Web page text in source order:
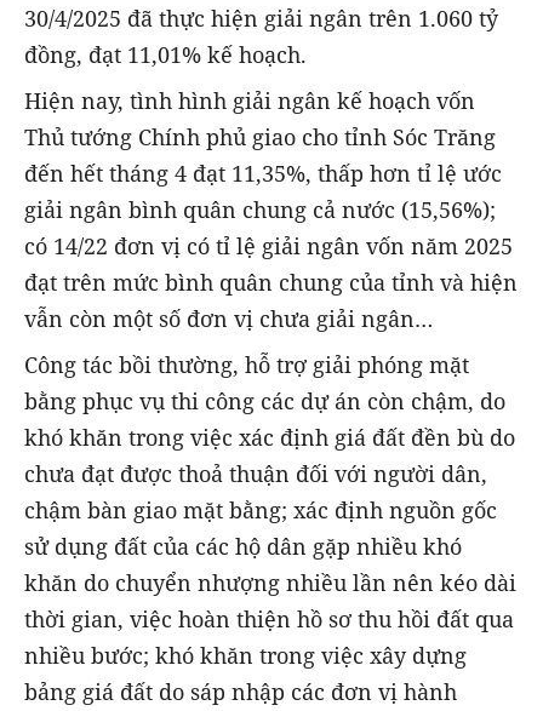
30/4/2025 đã thực hiện giải ngân trên 1.060 tỷ
đồng, đạt 11,01% kế hoạch.
Hiện nay, tình hình giải ngân kế hoạch vốn
Thủ tướng Chính phủ giao cho tỉnh Sóc Trăng
đến hết tháng 4 đạt 11,35%, thấp hơn tỉ lệ ước
giải ngân bình quân chung cả nước (15,56%);
có 14/22 đơn vị có tỉ lệ giải ngân vốn năm 2025
đạt trên mức bình quân chung của tỉnh và hiện
vẫn còn một số đơn vị chưa giải ngân…
Công tác bồi thường, hỗ trợ giải phóng mặt
bằng phục vụ thi công các dự án còn chậm, do
khó khăn trong việc xác định giá đất đền bù do
chưa đạt được thoả thuận đối với người dân,
chậm bàn giao mặt bằng; xác định nguồn gốc
sử dụng đất của các hộ dân gặp nhiều khó
khăn do chuyển nhượng nhiều lần nên kéo dài
thời gian, việc hoàn thiện hồ sơ thu hồi đất qua
nhiều bước; khó khăn trong việc xây dựng
bảng giá đất do sáp nhập các đơn vị hành